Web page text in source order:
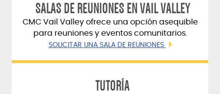
SALAS DE REUNIONES EN VAIL VALLEY
CMC Vail Valley ofrece una opción asequible
para reuniones y eventos comunitarios.
SOLICITAR UNA SALA DE REUNIONES
TUTORÍA